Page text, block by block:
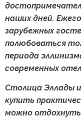
наших дней.
зарубежных
полюбоваться
периода
современных
Столица Эллады
купить
можно